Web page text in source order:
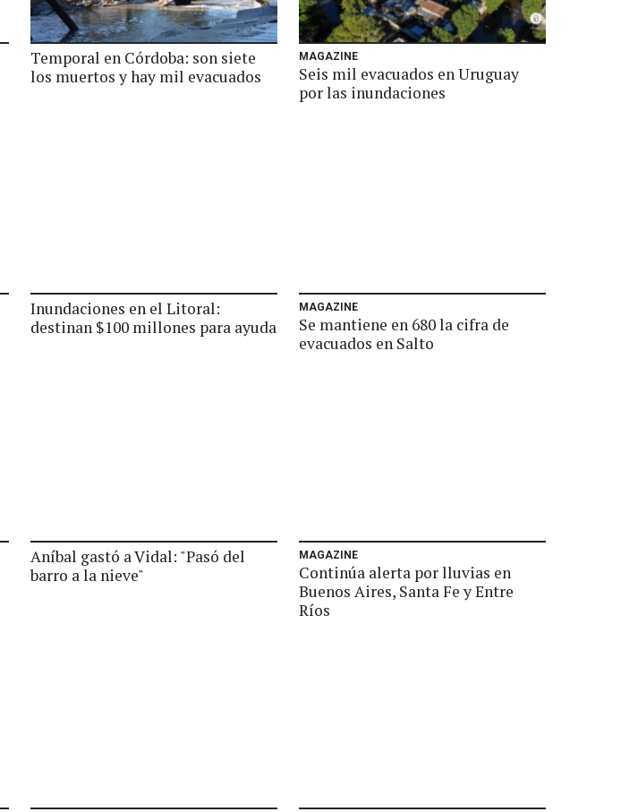
Temporal en Córdoba: son siete
los muertos y hay mil evacuados
MAGAZINE
Seis mil evacuados en Uruguay
por las inundaciones
Inundaciones en el Litoral:
destinan $100 millones para ayuda
MAGAZINE
Se mantiene en 680 la cifra de
evacuados en Salto
Aníbal gastó a Vidal: "Pasó del
barro a la nieve"
MAGAZINE
Continúa alerta por lluvias en
Buenos Aires, Santa Fe y Entre
Ríos